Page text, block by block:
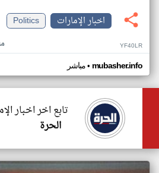
اخبار الإمارات
Politics
YF40LR
مباشر• mubasher.info
تابع اخر اخبار
الحرة